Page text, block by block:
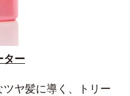
ター
ヤ髪に導く、トリー